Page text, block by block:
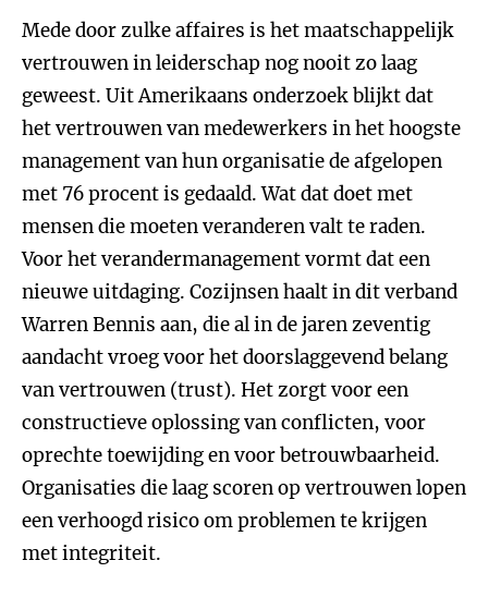
Mede door zulke affaires is het maatschappelijk
vertrouwen in leiderschap nog nooit zo laag
geweest. Uit Amerikaans onderzoek blijkt dat
het vertrouwen van medewerkers in het hoogste
management van hun organisatie de afgelopen
met 76 procent is gedaald. Wat dat doet met
mensen die moeten veranderen valt te raden.
Voor het verandermanagement vormt dat een
nieuwe uitdaging. Cozijnsen haalt in dit verband
Warren Bennis aan, die al in de jaren zeventig
aandacht vroeg voor het doorslaggevend belang
van vertrouwen (trust). Het zorgt voor een
constructieve oplossing van conflicten, voor
oprechte toewijding en voor betrouwbaarheid.
Organisaties die laag scoren op vertrouwen lopen
een verhoogd risico om problemen te krijgen
met integriteit.